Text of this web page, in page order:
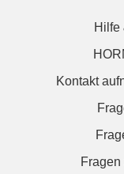
Hilfe
Kontakt